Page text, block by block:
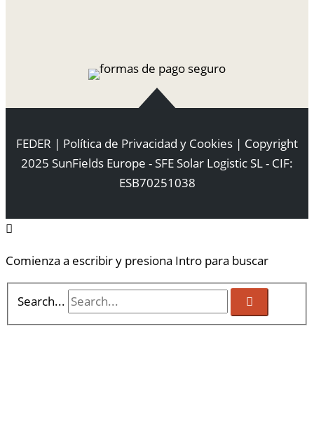
FEDER | Política de Privacidad y Cookies | Copyright
2025 SunFields Europe - SFE Solar Logistic SL - CIF:
ESB70251038
Comienza a escribir y presiona Intro para buscar
Search...